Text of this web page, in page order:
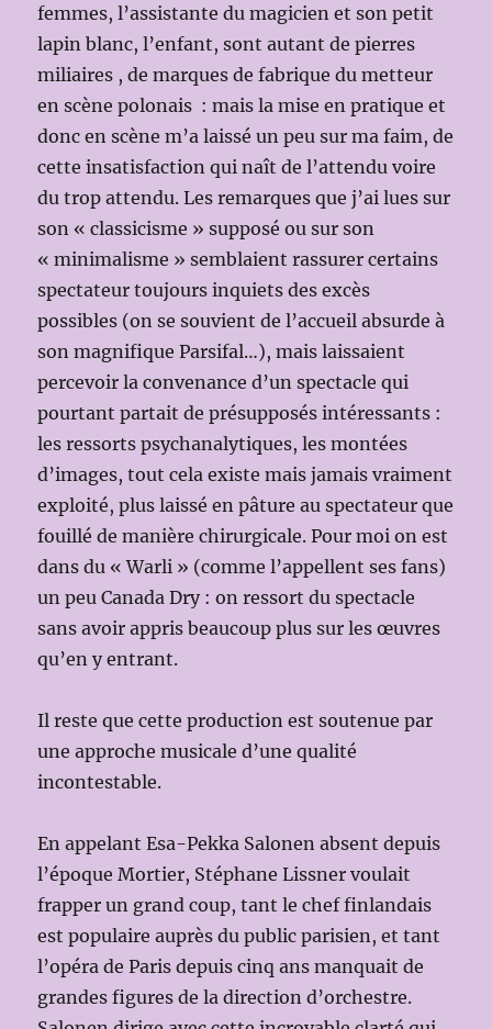
femmes, l’assistante du magicien et son petit
lapin blanc, l’enfant, sont autant de pierres
miliaires , de marques de fabrique du metteur
en scène polonais : mais la mise en pratique et
donc en scène m’a laissé un peu sur ma faim, de
cette insatisfaction qui naît de l’attendu voire
du trop attendu. Les remarques que j’ai lues sur
son « classicisme » supposé ou sur son
« minimalisme » semblaient rassurer certains
spectateur toujours inquiets des excès
possibles (on se souvient de l’accueil absurde à
son magnifique Parsifal…), mais laissaient
percevoir la convenance d’un spectacle qui
pourtant partait de présupposés intéressants :
les ressorts psychanalytiques, les montées
d’images, tout cela existe mais jamais vraiment
exploité, plus laissé en pâture au spectateur que
fouillé de manière chirurgicale. Pour moi on est
dans du « Warli » (comme l’appellent ses fans)
un peu Canada Dry : on ressort du spectacle
sans avoir appris beaucoup plus sur les œuvres
qu’en y entrant.
Il reste que cette production est soutenue par
une approche musicale d’une qualité
incontestable.
En appelant Esa-Pekka Salonen absent depuis
l’époque Mortier, Stéphane Lissner voulait
frapper un grand coup, tant le chef finlandais
est populaire auprès du public parisien, et tant
l’opéra de Paris depuis cinq ans manquait de
grandes figures de la direction d’orchestre.